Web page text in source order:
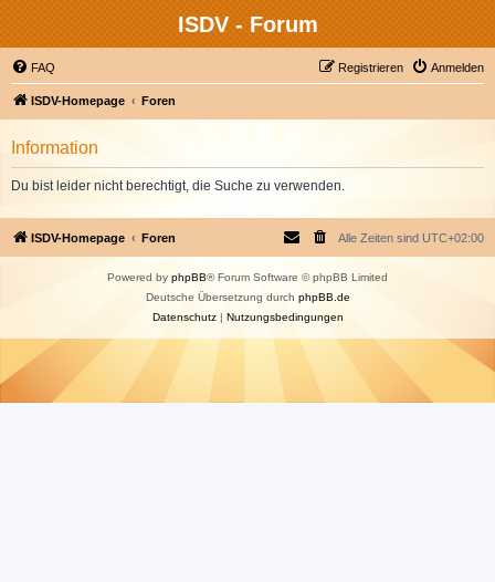
ISDV - Forum
FAQ Anmelden
Registrieren
ISDV-Homepage Foren
Information
Du bist leider nicht berechtigt, die Suche zu verwenden.
ISDV-Homepage Foren Alle Zeiten sind UTC+02:00
Powered by phpBB® Forum Software © phpBB Limited
Deutsche Übersetzung durch phpBB.de
Datenschutz| Nutzungsbedingungen